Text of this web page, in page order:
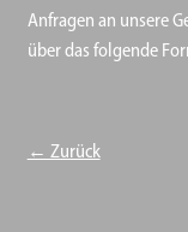
Anfragen an unsere
über das folgende
← Zurück